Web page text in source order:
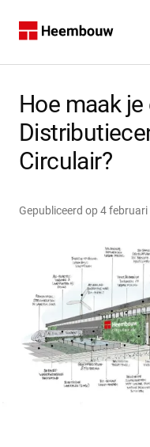
Home
Contact
Hoe maak je
Circulair?
Gepubliceerd op 4 februari